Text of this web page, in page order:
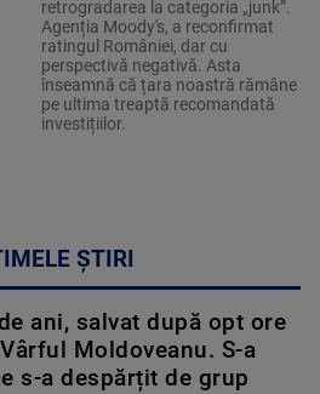
retrogradarea la categoria „junk”.
Agenția Moody's, a reconfirmat
ratingul României, dar cu
perspectivă negativă. Asta
înseamnă că țara noastră rămâne
pe ultima treaptă recomandată
investițiilor.
ȘTIRI
ani, salvat după opt ore
Moldoveanu. S-a
s-a despărțit de grup